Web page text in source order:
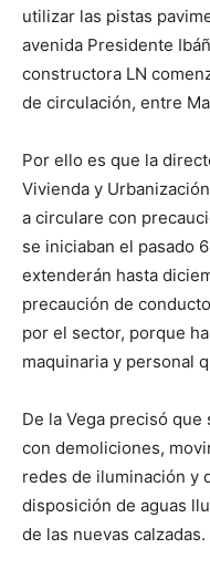
utilizar las pistas
avenida Presidente
constructora LN
de circulación, entre
Por ello es que la
Vivienda y
a circulare con
se iniciaban el pasado
extenderán hasta
precaución de
por el sector, porque
maquinaria y personal
De la Vega precisó
con demoliciones,
redes de iluminación y
disposición de aguas
de las nuevas calzadas.